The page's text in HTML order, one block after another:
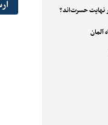
نهایت حسرت‌اند؟
آلمان